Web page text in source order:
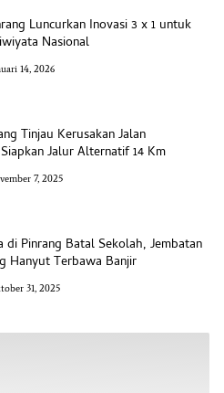
Luncurkan Inovasi 3 x 1 untuk
Nasional
14, 2026
Tinjau Kerusakan Jalan
Jalur Alternatif 14 Km
7, 2025
di Pinrang Batal Sekolah, Jembatan
Hanyut Terbawa Banjir
31, 2025